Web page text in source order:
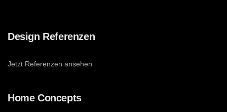
Design Referenzen
Jetzt Referenzen ansehen
Home Concepts